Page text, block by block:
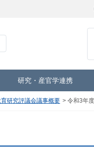
研究・産官学連携
研究評議会議事概要 令和3年